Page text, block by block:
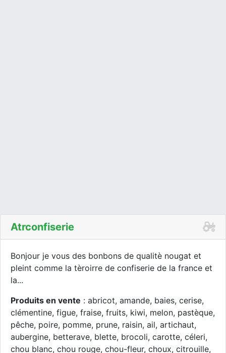
Atrconfiserie
Bonjour je vous des bonbons de qualitè nougat et
pleint comme la tèroirre de confiserie de la france et
la...
Produits en vente : abricot, amande, baies, cerise,
clémentine, figue, fraise, fruits, kiwi, melon, pastèque,
pêche, poire, pomme, prune, raisin, ail, artichaut,
aubergine, betterave, blette, brocoli, carotte, céleri,
chou blanc, chou rouge, chou-fleur, choux, citrouille,